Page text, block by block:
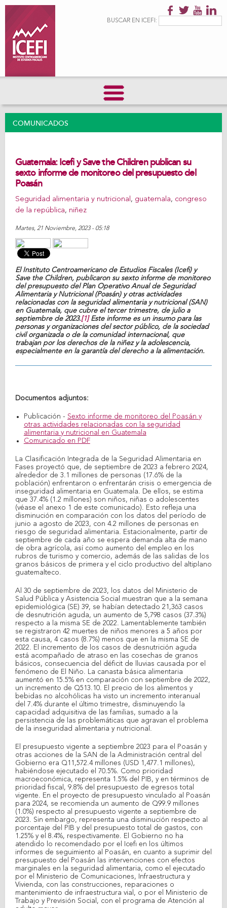
principalFormulario de
BUSCAR EN ICEFI:
COMUNICADOS
Guatemala: Icefi y Save the Children publican su
sexto informe de monitoreo del presupuesto del
Poasán
Seguridad alimentaria y nutricional, guatemala, congreso
de la república, niñez
Martes, 21 Noviembre, 2023 - 05:18
El Instituto Centroamericano de Estudios Fiscales (Icefi) y
Save the Children, publicaron su sexto informe de monitoreo
del presupuesto del Plan Operativo Anual de Seguridad
Alimentaria y Nutricional (Poasán) y otras actividades
relacionadas con la seguridad alimentaria y nutricional (SAN)
en Guatemala, que cubre el tercer trimestre, de julio a
septiembre de 2023.[1]Este informe es un insumo para las
personas y organizaciones del sector público, de la sociedad
civil organizada o de la comunidad internacional, que
trabajan por los derechos de la niñez y la adolescencia,
especialmente en la garantía del derecho a la alimentación.
Documentos adjuntos:
Publicación - Sexto informe de monitoreo del Poasán y
otras actividades relacionadas con la seguridad
alimentaria y nutricional en Guatemala
Comunicado en PDF
La Clasificación Integrada de la Seguridad Alimentaria en
Fases proyectó que, de septiembre de 2023 a febrero 2024,
alrededor de 3.1 millones de personas (17.6% de la
población) enfrentaron o enfrentarán crisis o emergencia de
inseguridad alimentaria en Guatemala. De ellos, se estima
que 37.4% (1.2 millones) son niños, niñas o adolescentes
(véase el anexo 1 de este comunicado). Esto refleja una
disminución en comparación con los datos del período de
junio a agosto de 2023, con 4.2 millones de personas en
riesgo de seguridad alimentaria. Estacionalmente, partir de
septiembre de cada año se espera demanda alta de mano
de obra agrícola, así como aumento del empleo en los
rubros de turismo y comercio, además de las salidas de los
granos básicos de primera y el ciclo productivo del altiplano
guatemalteco.
Al 30 de septiembre de 2023, los datos del Ministerio de
Salud Pública y Asistencia Social muestran que a la semana
epidemiológica (SE) 39, se habían detectado 21,363 casos
de desnutrición aguda, un aumento de 5,798 casos (37.3%)
respecto a la misma SE de 2022. Lamentablemente también
se registraron 42 muertes de niños menores a 5 años por
esta causa, 4 casos (8.7%) menos que en la misma SE de
2022. El incremento de los casos de desnutrición aguda
está acompañado de atraso en las cosechas de granos
básicos, consecuencia del déficit de lluvias causada por el
fenómeno de El Niño. La canasta básica alimentaria
aumentó en 15.5% en comparación con septiembre de 2022,
un incremento de Q513.10. El precio de los alimentos y
bebidas no alcohólicas ha visto un incremento interanual
del 7.4% durante el último trimestre, disminuyendo la
capacidad adquisitiva de las familias, sumado a la
persistencia de las problemáticas que agravan el problema
de la inseguridad alimentaria y nutricional.
El presupuesto vigente a septiembre 2023 para el Poasán y
otras acciones de la SAN de la Administración central del
Gobierno era Q11,572.4 millones (USD 1,477.1 millones),
habiéndose ejecutado el 70.5%. Como prioridad
macroeconómica, representa 1.5% del PIB, y en términos de
prioridad fiscal, 9.8% del presupuesto de egresos total
vigente. En el proyecto de presupuesto vinculado al Poasán
para 2024, se recomienda un aumento de Q99.9 millones
(1.0%) respecto al presupuesto vigente a septiembre de
2023. Sin embargo, representa una disminución respecto al
porcentaje del PIB y del presupuesto total de gastos, con
1.25% y el 8.4%, respectivamente. El Gobierno no ha
atendido lo recomendado por el Icefi en los últimos
informes de seguimiento al Poasán, en cuanto a suprimir del
presupuesto del Poasán las intervenciones con efectos
marginales en la seguridad alimentaria, como el ejecutado
por el Ministerio de Comunicaciones, Infraestructura y
Vivienda, con las construcciones, reparaciones o
mantenimiento de infraestructura vial, o por el Ministerio de
Trabajo y Previsión Social, con el programa de Atención al